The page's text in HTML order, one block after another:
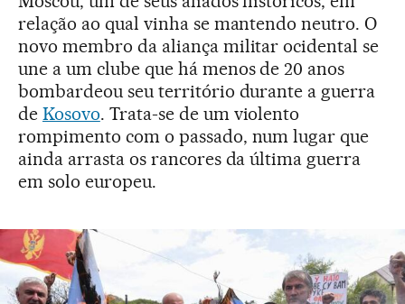
relação ao qual vinha se mantendo neutro. O
novo membro da aliança militar ocidental se
une a um clube que há menos de 20 anos
bombardeou seu território durante a guerra
de Kosovo. Trata-se de um violento
rompimento com o passado, num lugar que
ainda arrasta os rancores da última guerra
em solo europeu.